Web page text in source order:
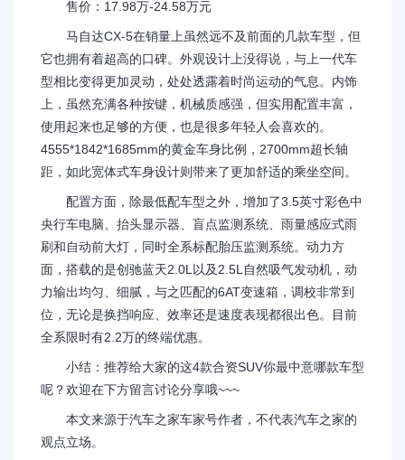
售价：17.98万-24.58万元
马自达CX-5在销量上虽然远不及前面的几款车型，但
它也拥有着超高的口碑。外观设计上没得说，与上一代车
型相比变得更加灵动，处处透露着时尚运动的气息。内饰
上，虽然充满各种按键，机械质感强，但实用配置丰富，
使用起来也足够的方便，也是很多年轻人会喜欢的。
4555*1842*1685mm的黄金车身比例，2700mm超长轴
距，如此宽体式车身设计则带来了更加舒适的乘坐空间。
配置方面，除最低配车型之外，增加了3.5英寸彩色中
央行车电脑、抬头显示器、盲点监测系统、雨量感应式雨
刷和自动前大灯，同时全系标配胎压监测系统。动力方
面，搭载的是创驰蓝天2.0L以及2.5L自然吸气发动机，动
力输出均匀、细腻，与之匹配的6AT变速箱，调校非常到
位，无论是换挡响应、效率还是速度表现都很出色。目前
全系限时有2.2万的终端优惠。
小结：推荐给大家的这4款合资SUV你最中意哪款车型
呢？欢迎在下方留言讨论分享哦~~~
本文来源于汽车之家车家号作者，不代表汽车之家的
观点立场。